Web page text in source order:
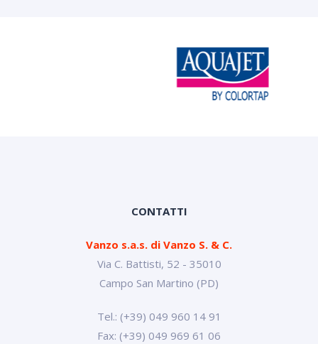
CONTATTI
Vanzo s.a.s. di Vanzo S. & C.
Via C. Battisti, 52 - 35010
Campo San Martino (PD)
Tel.: (+39) 049 960 14 91
Fax: (+39) 049 969 61 06